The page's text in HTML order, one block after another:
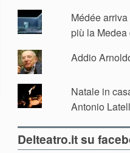
Médée
più la
Addio
Natale in
Antonio
Delteatro.it su